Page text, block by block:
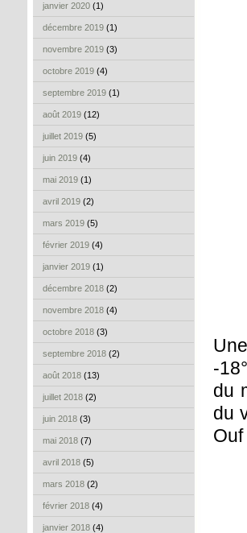
janvier 2020 (1)
décembre 2019 (1)
novembre 2019 (3)
octobre 2019 (4)
septembre 2019 (1)
août 2019 (12)
juillet 2019 (5)
juin 2019 (4)
mai 2019 (1)
avril 2019 (2)
mars 2019 (5)
février 2019 (4)
janvier 2019 (1)
décembre 2018 (2)
novembre 2018 (4)
octobre 2018 (3)
septembre 2018 (2)
août 2018 (13)
juillet 2018 (2)
juin 2018 (3)
mai 2018 (7)
avril 2018 (5)
mars 2018 (2)
février 2018 (4)
janvier 2018 (4)
-
du
du